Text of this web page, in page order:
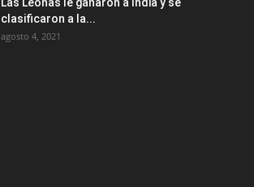
clasificaron a la...
agosto 4, 2021